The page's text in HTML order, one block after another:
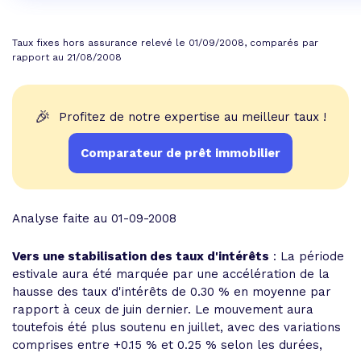
Taux fixes hors assurance relevé le 01/09/2008, comparés par
rapport au 21/08/2008
🎉 Profitez de notre expertise au meilleur taux !
Comparateur de prêt immobilier
Analyse faite au 01-09-2008
Vers une stabilisation des taux d'intérêts : La période
estivale aura été marquée par une accélération de la
hausse des taux d'intérêts de 0.30 % en moyenne par
rapport à ceux de juin dernier. Le mouvement aura
toutefois été plus soutenu en juillet, avec des variations
comprises entre +0.15 % et 0.25 % selon les durées,